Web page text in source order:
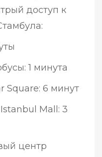
доступ к
1 минута
Square: 6 минут
Mall: 3
центр